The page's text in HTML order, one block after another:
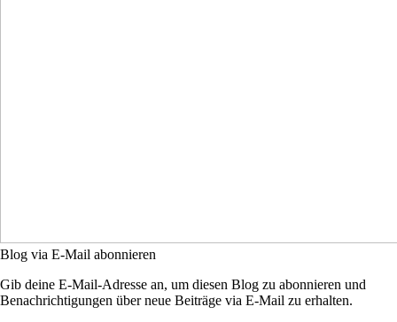
Blog via E-Mail abonnieren
Gib deine E-Mail-Adresse an, um diesen Blog zu abonnieren und
Benachrichtigungen über neue Beiträge via E-Mail zu erhalten.